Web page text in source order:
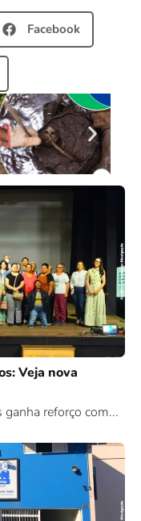
Facebook
Veja nova
reforço com...